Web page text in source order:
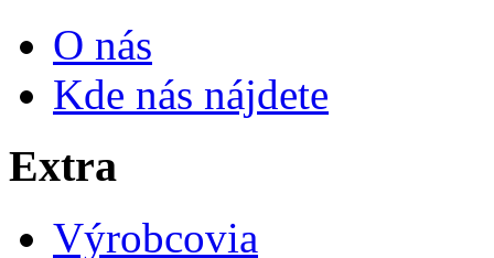
O nás
Kde nás nájdete
Extra
Výrobcovia